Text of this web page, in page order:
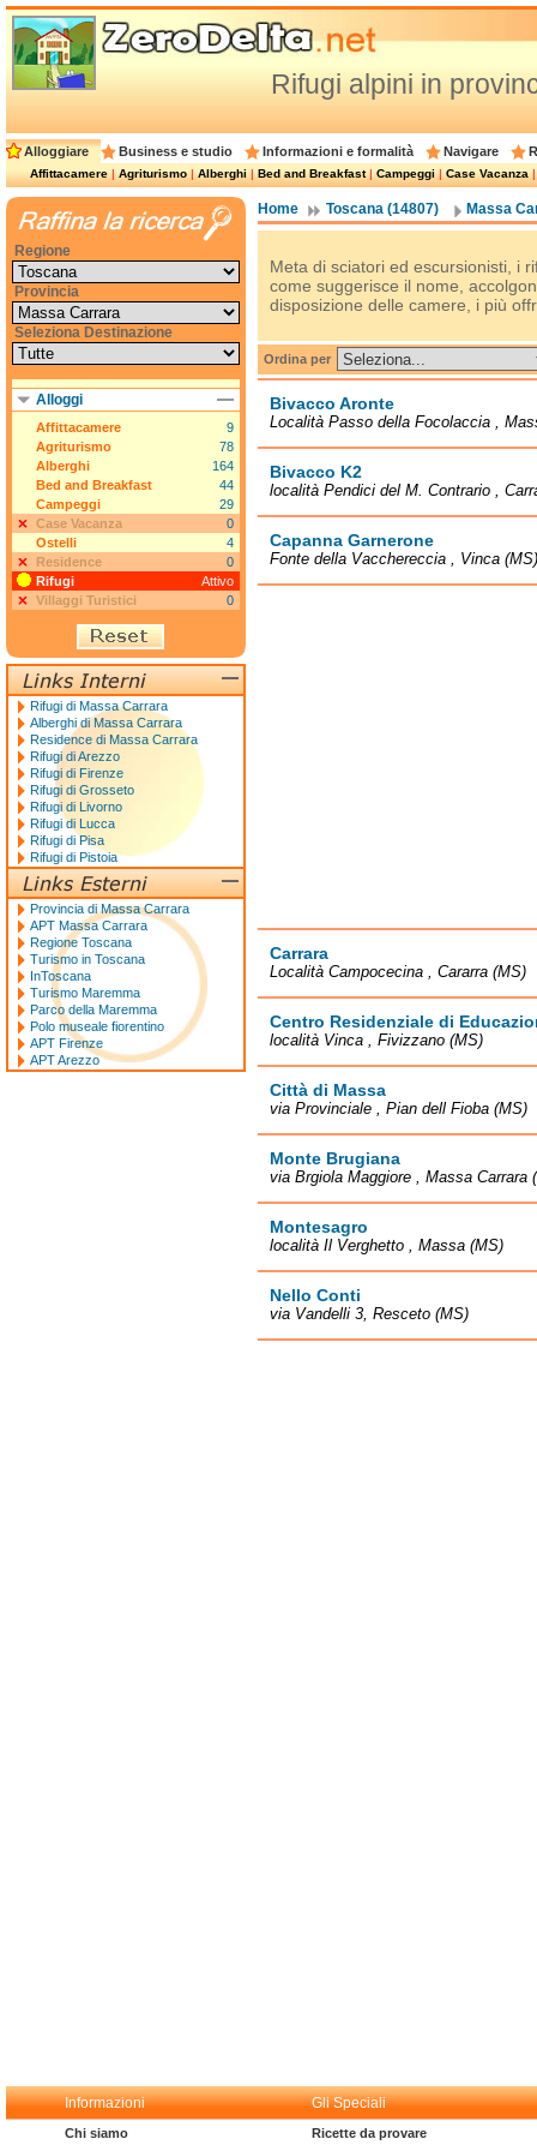
Rifugi alpini in
Alloggiare Business e studio Informazioni e formalità Navigare
Affittacamere|Agriturismo|Alberghi|Bed and Breakfast|Campeggi|Case Vacanza
Home Toscana (14807) Massa
Meta di sciatori ed escursionisti, i
come suggerisce il nome,
disposizione delle camere, i più
Ordina per
Bivacco Aronte
Località Passo della Focolaccia ,
Bivacco K2
località Pendici del M. Contrario ,
Capanna Garnerone
Fonte della Vacchereccia , Vinca (MS)
Carrara
Località Campocecina , Cararra (MS)
Centro Residenziale di
località Vinca , Fivizzano (MS)
Città di Massa
via Provinciale , Pian dell Fioba (MS)
Monte Brugiana
via Brgiola Maggiore , Massa Carrara
Montesagro
località Il Verghetto , Massa (MS)
Nello Conti
via Vandelli 3, Resceto (MS)
Regione
Provincia
Seleziona Destinazione
Alloggi
Affittacamere
9
Agriturismo
78
Alberghi
164
Bed and Breakfast
44
Campeggi
29
Case Vacanza
0
Ostelli
4
Residence
0
Rifugi
Attivo
Villaggi Turistici
0
Rifugi di Massa Carrara
Alberghi di Massa Carrara
Residence di Massa Carrara
Rifugi di Arezzo
Rifugi di Firenze
Rifugi di Grosseto
Rifugi di Livorno
Rifugi di Lucca
Rifugi di Pisa
Rifugi di Pistoia
Provincia di Massa Carrara
APT Massa Carrara
Regione Toscana
Turismo in Toscana
InToscana
Turismo Maremma
Parco della Maremma
Polo museale fiorentino
APT Firenze
APT Arezzo
Informazioni Gli Speciali
Chi siamo Ricette da provare